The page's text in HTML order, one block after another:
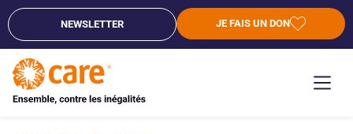
NEWSLETTER JE FAIS UN DON